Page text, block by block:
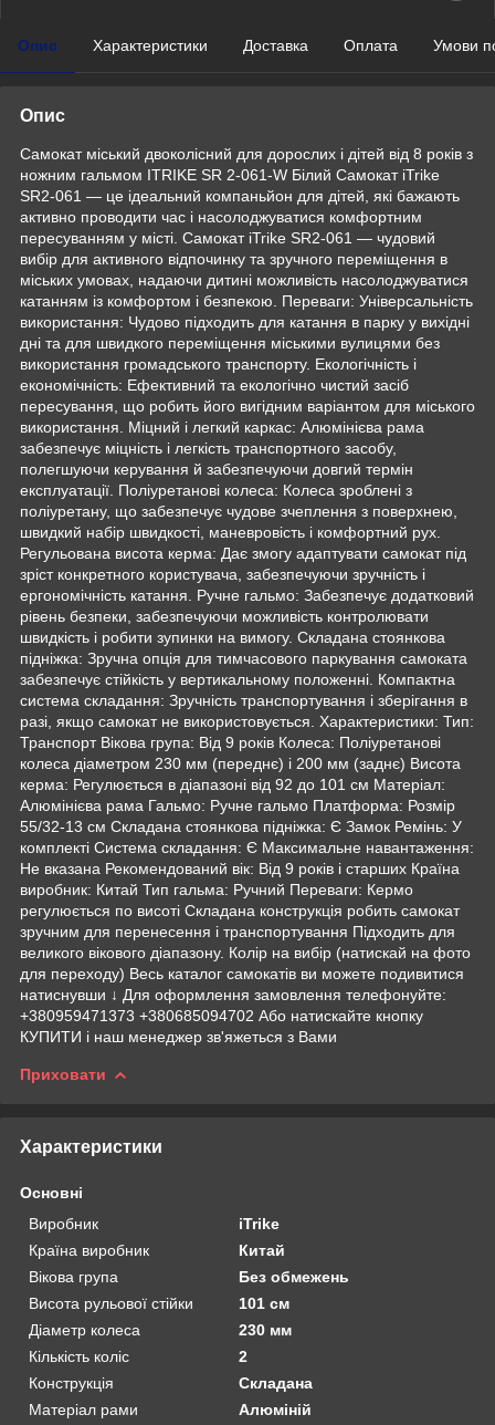
Опис Характеристики Доставка Оплата Умови
Опис
Самокат міський двоколісний для дорослих і дітей від 8 років з
ножним гальмом ITRIKE SR 2-061-W Білий Самокат iTrike
SR2-061 — це ідеальний компаньйон для дітей, які бажають
активно проводити час і насолоджуватися комфортним
пересуванням у місті. Самокат iTrike SR2-061 — чудовий
вибір для активного відпочинку та зручного переміщення в
міських умовах, надаючи дитині можливість насолоджуватися
катанням із комфортом і безпекою. Переваги: Універсальність
використання: Чудово підходить для катання в парку у вихідні
дні та для швидкого переміщення міськими вулицями без
використання громадського транспорту. Екологічність і
економічність: Ефективний та екологічно чистий засіб
пересування, що робить його вигідним варіантом для міського
використання. Міцний і легкий каркас: Алюмінієва рама
забезпечує міцність і легкість транспортного засобу,
полегшуючи керування й забезпечуючи довгий термін
експлуатації. Поліуретанові колеса: Колеса зроблені з
поліуретану, що забезпечує чудове зчеплення з поверхнею,
швидкий набір швидкості, маневровість і комфортний рух.
Регульована висота керма: Дає змогу адаптувати самокат під
зріст конкретного користувача, забезпечуючи зручність і
ергономічність катання. Ручне гальмо: Забезпечує додатковий
рівень безпеки, забезпечуючи можливість контролювати
швидкість і робити зупинки на вимогу. Складана стоянкова
підніжка: Зручна опція для тимчасового паркування самоката
забезпечує стійкість у вертикальному положенні. Компактна
система складання: Зручність транспортування і зберігання в
разі, якщо самокат не використовується. Характеристики: Тип:
Транспорт Вікова група: Від 9 років Колеса: Поліуретанові
колеса діаметром 230 мм (переднє) і 200 мм (заднє) Висота
керма: Регулюється в діапазоні від 92 до 101 см Матеріал:
Алюмінієва рама Гальмо: Ручне гальмо Платформа: Розмір
55/32-13 см Складана стоянкова підніжка: Є Замок Ремінь: У
комплекті Система складання: Є Максимальне навантаження:
Не вказана Рекомендований вік: Від 9 років і старших Країна
виробник: Китай Тип гальма: Ручний Переваги: Кермо
регулюється по висоті Складана конструкція робить самокат
зручним для перенесення і транспортування Підходить для
великого вікового діапазону. Колір на вибір (натискай на фото
для переходу) Весь каталог самокатів ви можете подивитися
натиснувши ↓ Для оформлення замовлення телефонуйте:
+380959471373 +380685094702 Або натискайте кнопку
КУПИТИ і наш менеджер зв'яжеться з Вами
Приховати
Характеристики
Основні
Виробник
iTrike
Країна виробник
Китай
Вікова група
Без обмежень
Висота рульової стійки
101 см
Діаметр колеса
230 мм
Кількість коліс
2
Конструкція
Складана
Матеріал рами
Алюміній